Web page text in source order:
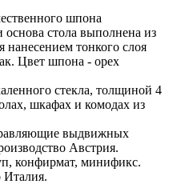
шпона
основа стола выполнена из
тонкого слоя
Цвет шпона - орех
стекла, толщиной 4
шкафах и комодах из
выдвижных
Австрия.
конфирмат, минификс.
Италия.